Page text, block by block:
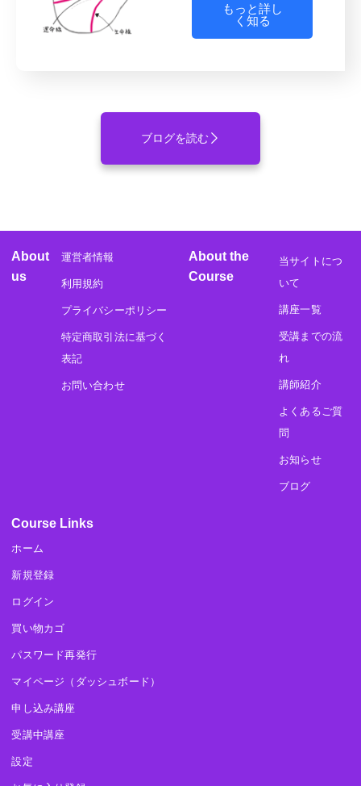
もっと詳し
く知る
ブログを読む
About
us
運営者情報
利用規約
プライバシーポリシー
特定商取引法に基づく
表記
お問い合わせ
About the
Course
当サイトにつ
いて
講座一覧
受講までの流
れ
講師紹介
よくあるご質
問
お知らせ
ブログ
Course Links
ホーム
新規登録
ログイン
買い物カゴ
パスワード再発行
マイページ（ダッシュボード）
申し込み講座
受講中講座
設定